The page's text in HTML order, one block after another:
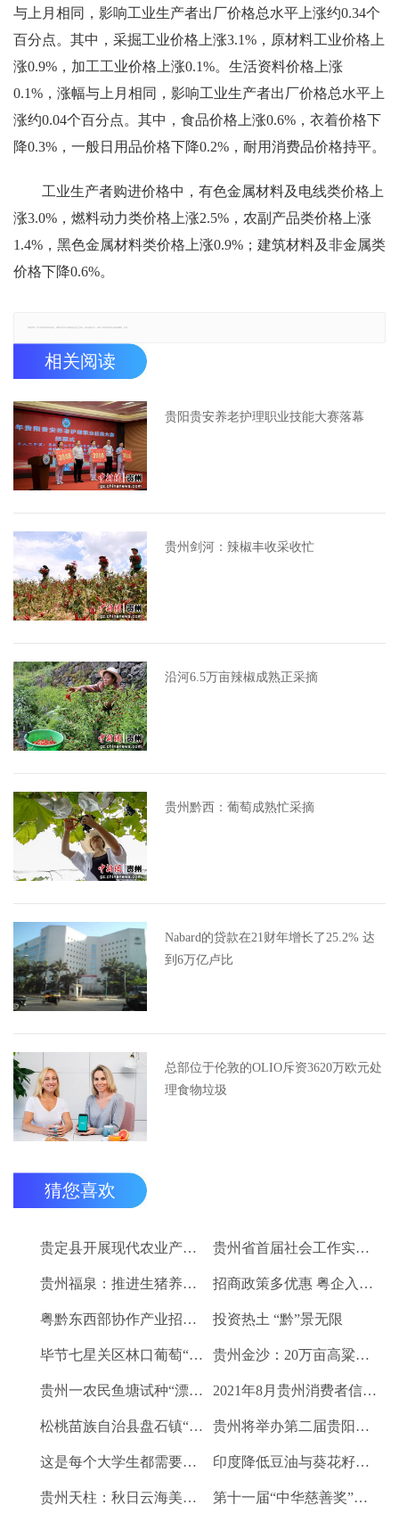
与上月相同，影响工业生产者出厂价格总水平上涨约0.34个
百分点。其中，采掘工业价格上涨3.1%，原材料工业价格上
涨0.9%，加工工业价格上涨0.1%。生活资料价格上涨
0.1%，涨幅与上月相同，影响工业生产者出厂价格总水平上
涨约0.04个百分点。其中，食品价格上涨0.6%，衣着价格下
降0.3%，一般日用品价格下降0.2%，耐用消费品价格持平。
工业生产者购进价格中，有色金属材料及电线类价格上
涨3.0%，燃料动力类价格上涨2.5%，农副产品类价格上涨
1.4%，黑色金属材料类价格上涨0.9%；建筑材料及非金属类
价格下降0.6%。
相关阅读
贵阳贵安养老护理职业技能大赛落幕
贵州剑河：辣椒丰收采收忙
沿河6.5万亩辣椒成熟正采摘
贵州黔西：葡萄成熟忙采摘
Nabard的贷款在21财年增长了25.2% 达
到6万亿卢比
总部位于伦敦的OLIO斥资3620万欧元处
理食物垃圾
猜您喜欢
贵定县开展现代农业产业“稻+N”田间示范技术培训 贵州省首届社会工作实务技能大赛启动
贵州福泉：推进生猪养殖现代化 开创产业发展新格局 招商政策多优惠 粤企入黔得实惠
粤黔东西部协作产业招商对接会将于9月8日举行 投资热土 “黔”景无限
毕节七星关区林口葡萄“卖”进羊城 贵州金沙：20万亩高粱、2.67万亩烤烟喜获丰收
贵州一农民鱼塘试种“漂浮水稻”获成功 亩产千斤稻谷 2021年8月贵州消费者信心及健康指数创下新高
松桃苗族自治县盘石镇“三驾马车”拉出人民群众平安幸福生活 贵州将举办第二届贵阳工业博览会
这是每个大学生都需要的1个金融工具 印度降低豆油与葵花籽油进口税以平息价格
贵州天柱：秋日云海美如画 第十一届“中华慈善奖”揭晓 贵州2企业1项目1人获奖